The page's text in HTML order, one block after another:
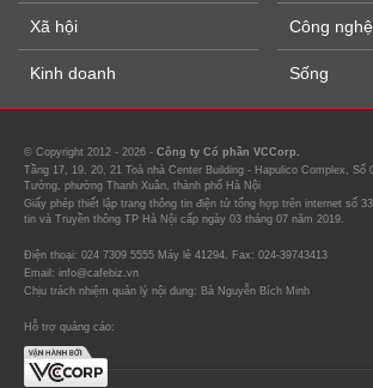
Xã hội
Kinh doanh
Công nghệ
Sống
© Copyright 2012 - 2026 - Công ty Cổ phần VCCorp.
Tầng 17, 19, 20, 21 Toà nhà Center Building - Hapulico Complex, Số
Tưởng, phường Thanh Xuân, thành phố Hà Nội
Giấy phép thiết lập trang thông tin điện tử tổng hợp trên internet số
tin và Truyền thông TP Hà Nội cấp ngày 03 tháng 07 năm 2019.
Điện thoại: 024 7309 5555 Máy lẻ 41294. Fax: 024-39743413
Email: info@cafebiz.vn
Chịu trách nhiệm quản lý nội dung: Bà Nguyễn Bích Minh
Hỗ trợ quảng cáo: